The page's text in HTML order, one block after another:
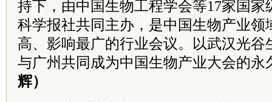
持下，由中国生物工程学会等17家国家
科学报社共同主办，是中国生物产业领
高、影响最广的行业会议。以武汉光谷
与广州共同成为中国生物产业大会的永
辉）